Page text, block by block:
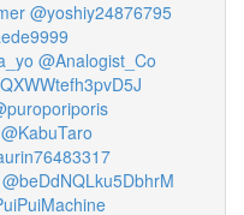
@yoshiy24876795
@Analogist_Co
@KabuTaro
@beDdNQLku5DbhrM